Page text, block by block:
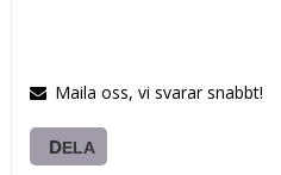
Maila oss, vi svarar snabbt!
DELA